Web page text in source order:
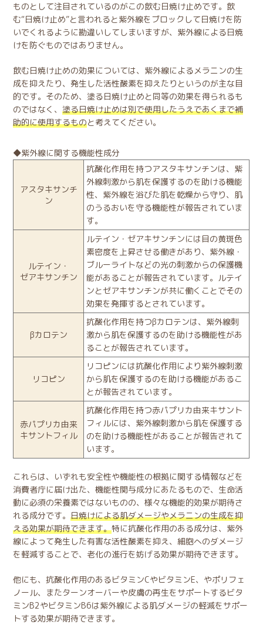
ものとして注目されているのがこの飲む日焼け止めです。飲
む“日焼け止め”と言われると紫外線をブロックして日焼けを防
いでくれるように勘違いしてしまいますが、紫外線による日焼
けを防ぐものではありません。
飲む日焼け止めの効果については、紫外線によるメラニンの生
成を抑えたり、発生した活性酸素を抑えたりというのが主な目
的です。そのため、塗る日焼け止めと同等の効果を得られるも
のではなく、塗る日焼け止めは別で使用したうえであくまで補
助的に使用するものと考えてください。
◆紫外線に関する機能性成分
アスタキサンチ
ン
抗酸化作用を持つアスタキサンチンは、紫
外線刺激から肌を保護するのを助ける機能
性、紫外線を浴びた肌を乾燥から守り、肌
のうるおいを守る機能性が報告されていま
す。
ルテイン・
ゼアキサンチン
ルテイン・ゼアキサンチンには目の黄斑色
素密度を上昇させる働きがあり、紫外線・
ブルーライトなどの光の刺激からの保護機
能があることが報告されています。ルテイ
ンとゼアキサンチンが共に働くことでその
効果を発揮するとされています。
βカロテン
抗酸化作用を持つβカロテンは、紫外線刺
激から肌を保護するのを助ける機能性があ
ることが報告されています。
リコピン
リコピンには抗酸化作用により紫外線刺激
から肌を保護するのを助ける機能があるこ
とが報告されています。
赤パプリカ由来
キサントフィル
抗酸化作用を持つ赤パプリカ由来キサント
フィルには、紫外線刺激から肌を保護する
のを助ける機能性があることが報告されて
います。
これらは、いずれも安全性や機能性の根拠に関する情報などを
消費者庁に届け出た、機能性関与成分にあたるもので、生命活
動に必須の栄養素ではないものの、様々な機能的効果が期待さ
れる成分です。日焼けによる肌ダメージやメラニンの生成を抑
える効果が期待できます。特に抗酸化作用のある成分は、紫外
線によって発生した有害な活性酸素を抑え、細胞へのダメージ
を軽減することで、老化の進行を妨げる効果が期待できます。
他にも、抗酸化作用のあるビタミンCやビタミンE、やポリフェ
ノール、またターンオーバーや皮膚の再生をサポートするビタ
ミンB2やビタミンB6は紫外線による肌ダメージの軽減をサポー
トする効果が期待できます。